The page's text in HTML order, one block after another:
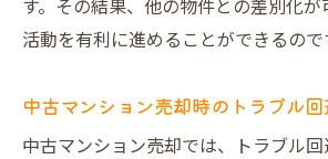
す。その結果、他の物件との差別化
活動を有利に進めることができるので
中古マンション売却時のトラブル
中古マンション売却では、トラブル